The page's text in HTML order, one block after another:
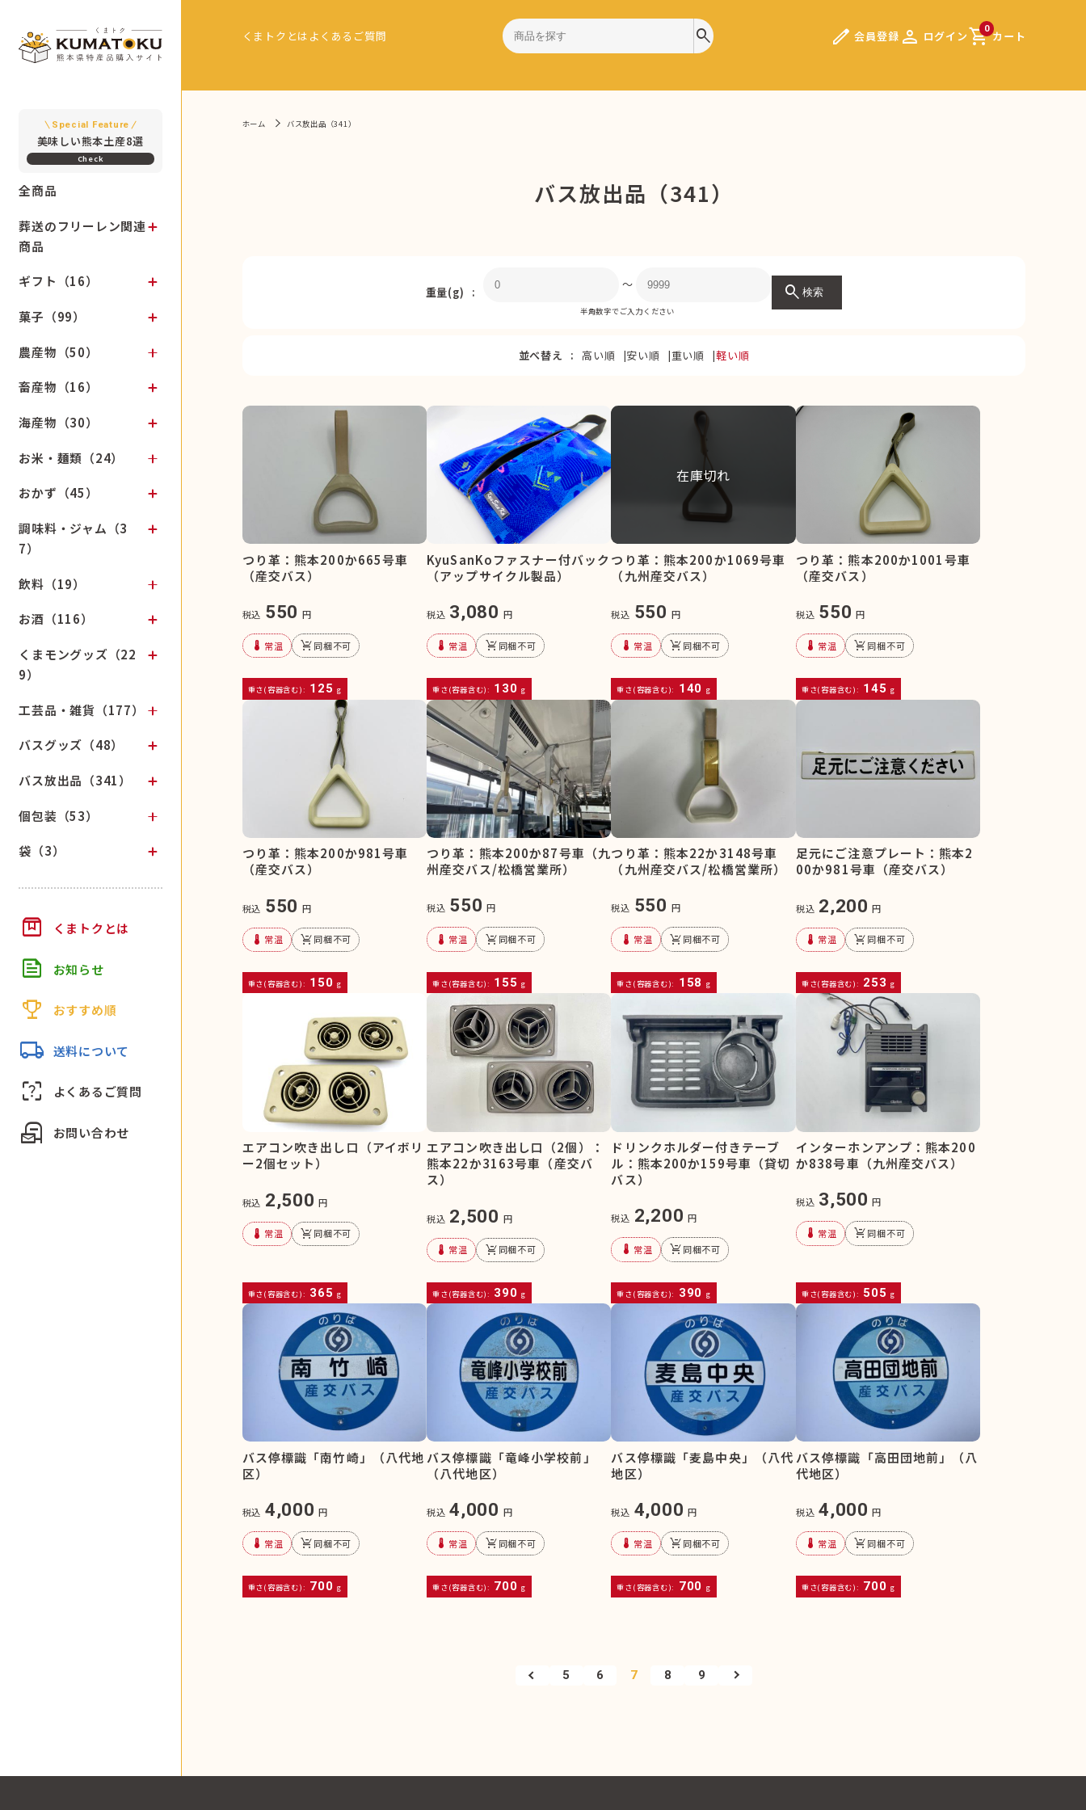
Special Feature
美味しい熊本土産8選
全商品
葬送のフリーレン関連
商品
ギフト（16）
菓子（99）
農産物（50）
畜産物（16）
海産物（30）
お米・麺類（24）
おかず（45）
調味料・ジャム（3
7）
飲料（19）
お酒（116）
くまモングッズ（22
9）
工芸品・雑貨（177）
バスグッズ（48）
バス放出品（341）
個包装（53）
袋（3）
box くまトクとは
feed お知らせ
trophy おすすめ順
local_shipping 送料について
indeterminate_question_box よくあるご質問
local_post_office お問い合わせ
くまトクとは よくあるご質問 search edit 会員登録 person ログイン 0
shopping_cartカート
ホーム バス放出品（341）
バス放出品（341）
重量(g)
〜
半角数字でご入力ください
search 検索
並べ替え 高い順 安い順 重い順 軽い順
つり革：熊本200か665号車
（産交バス）
税込 550 円
device_thermostat 常温 remove_shopping_cart同梱不可
重さ(容器含む): 125 g
KyuSanKoファスナー付バック
（アップサイクル製品）
税込 3,080 円
device_thermostat 常温 remove_shopping_cart同梱不可
重さ(容器含む): 130 g
在庫切れ
つり革：熊本200か1069号車
（九州産交バス）
税込 550 円
device_thermostat 常温 remove_shopping_cart同梱不可
重さ(容器含む): 140 g
つり革：熊本200か1001号車
（産交バス）
税込 550 円
device_thermostat 常温 remove_shopping_cart同梱不可
重さ(容器含む): 145 g
つり革：熊本200か981号車
（産交バス）
税込 550 円
device_thermostat 常温 remove_shopping_cart同梱不可
重さ(容器含む): 150 g
つり革：熊本200か87号車（九
州産交バス/松橋営業所）
税込 550 円
device_thermostat 常温 remove_shopping_cart同梱不可
重さ(容器含む): 155 g
つり革：熊本22か3148号車
（九州産交バス/松橋営業所）
税込 550 円
device_thermostat 常温 remove_shopping_cart同梱不可
重さ(容器含む): 158 g
足元にご注意プレート：熊本2
00か981号車（産交バス）
税込 2,200 円
device_thermostat 常温 remove_shopping_cart同梱不可
重さ(容器含む): 253 g
エアコン吹き出し口（アイボリ
ー2個セット）
税込 2,500 円
device_thermostat 常温 remove_shopping_cart同梱不可
重さ(容器含む): 365 g
エアコン吹き出し口（2個）：
熊本22か3163号車（産交バ
ス）
税込 2,500 円
device_thermostat 常温 remove_shopping_cart同梱不可
重さ(容器含む): 390 g
ドリンクホルダー付きテーブ
ル：熊本200か159号車（貸切
バス）
税込 2,200 円
device_thermostat 常温 remove_shopping_cart同梱不可
重さ(容器含む): 390 g
インターホンアンプ：熊本200
か838号車（九州産交バス）
税込 3,500 円
device_thermostat 常温 remove_shopping_cart同梱不可
重さ(容器含む): 505 g
バス停標識「南竹崎」（八代地
区）
税込 4,000 円
device_thermostat 常温 remove_shopping_cart同梱不可
重さ(容器含む): 700 g
バス停標識「竜峰小学校前」
（八代地区）
税込 4,000 円
device_thermostat 常温 remove_shopping_cart同梱不可
重さ(容器含む): 700 g
バス停標識「麦島中央」（八代
地区）
税込 4,000 円
device_thermostat 常温 remove_shopping_cart同梱不可
重さ(容器含む): 700 g
バス停標識「高田団地前」（八
代地区）
税込 4,000 円
device_thermostat 常温 remove_shopping_cart同梱不可
重さ(容器含む): 700 g
5 6 7 8 9